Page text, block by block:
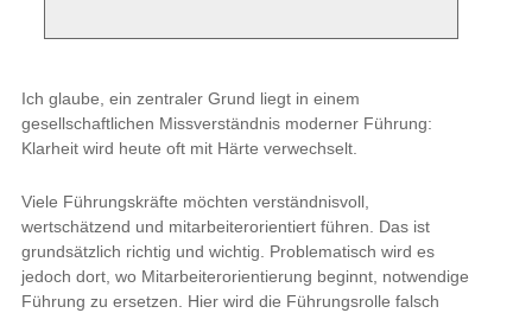
Ich glaube, ein zentraler Grund liegt in einem
gesellschaftlichen Missverständnis moderner Führung:
Klarheit wird heute oft mit Härte verwechselt.
Viele Führungskräfte möchten verständnisvoll,
wertschätzend und mitarbeiterorientiert führen. Das ist
grundsätzlich richtig und wichtig. Problematisch wird es
jedoch dort, wo Mitarbeiterorientierung beginnt, notwendige
Führung zu ersetzen. Hier wird die Führungsrolle falsch